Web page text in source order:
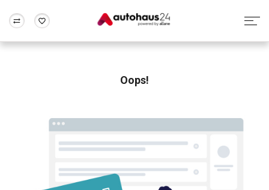
Rund um die Inzahlungnahme
Oops!